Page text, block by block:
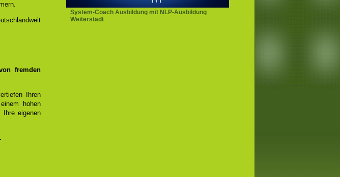
System-Coach Ausbildung mit NLP-Ausbildung
Weiterstadt
fremden
Ihren
hohen
Ihre eigenen